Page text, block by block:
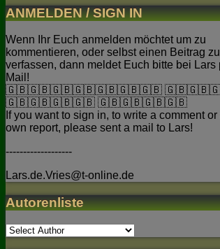
ANMELDEN / SIGN IN
Wenn Ihr Euch anmelden möchtet um zu
kommentieren, oder selbst einen Beitrag zu
verfassen, dann meldet Euch bitte bei Lars
Mail!
🇬🇧🇬🇧🇬🇧🇬🇧🇬🇧🇬🇧🇬🇧
🇬🇧🇬🇧🇬🇧🇬🇧 🇬🇧🇬🇧🇬🇧🇬🇧
If you want to sign in, to write a comment or
own report, please sent a mail to Lars!
-------------------
Lars.de.Vries@t-online.de
Autorenliste